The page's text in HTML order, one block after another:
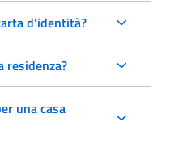
d'identità?
residenza?
una casa